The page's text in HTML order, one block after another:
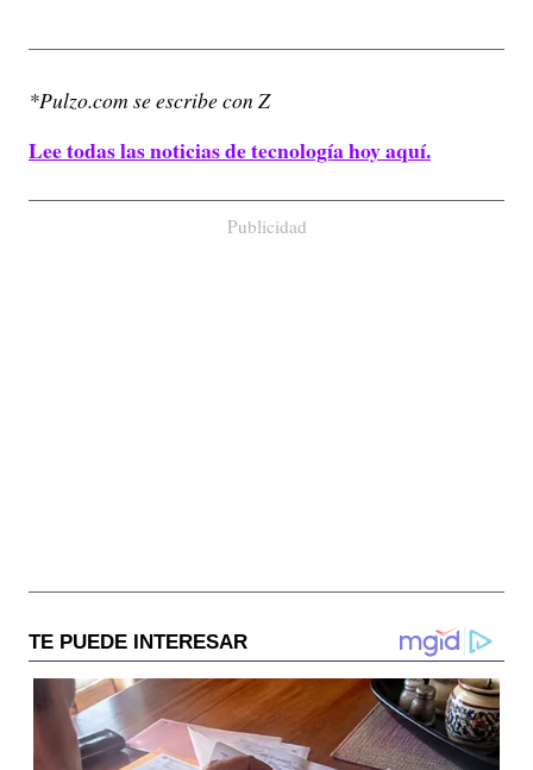
*Pulzo.com se escribe con Z
Lee todas las noticias de tecnología hoy aquí.
Publicidad